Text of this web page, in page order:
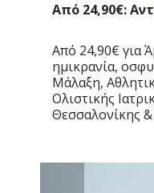
Από 24,90€:
Από 24,90€ για
ημικρανία,
Μάλαξη,
Ολιστικής
Θεσσαλονίκης